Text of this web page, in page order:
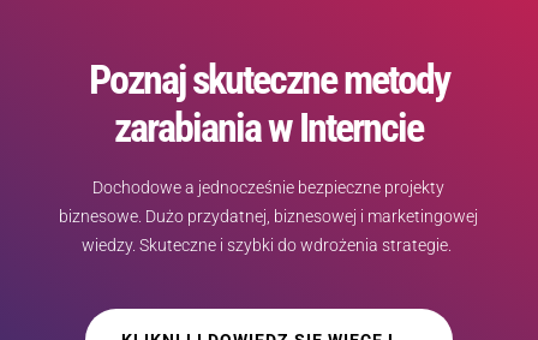
Poznaj skuteczne metody
zarabiania w Interncie
Dochodowe a jednocześnie bezpieczne projekty
biznesowe. Dużo przydatnej, biznesowej i marketingowej
wiedzy. Skuteczne i szybki do wdrożenia strategie.